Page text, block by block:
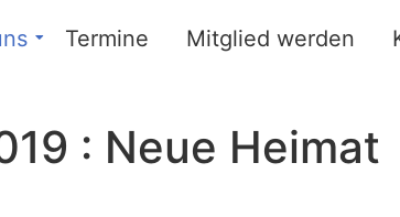
Termine Mitglied werden
: Neue Heimat